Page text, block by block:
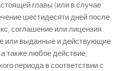
главы (или в случае
шестидесяти дней после
соглашение или лицензия
или выданные и действующие
также любое действие,
периода в соответствии с